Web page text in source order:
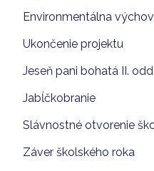
Environmentálna
Ukončenie projektu
Jeseň pani bohatá II.
Jabĺčkobranie
Slávnostné otvorenie
Záver školského roka